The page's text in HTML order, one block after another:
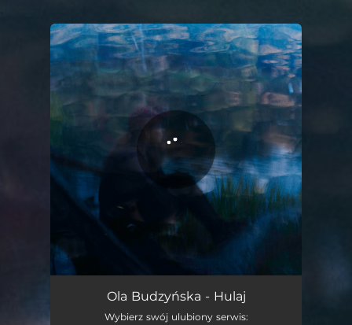
You're all set!
Ola Budzyńska - Hulaj
Wybierz swój ulubiony serwis: